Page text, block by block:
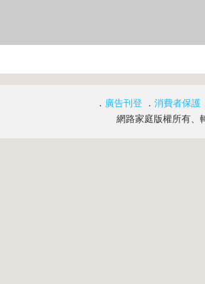
． 廣告刊登 ． 消費者保護
網路家庭版權所有、